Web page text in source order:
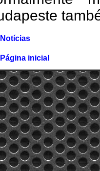
Notícias
Página inicial